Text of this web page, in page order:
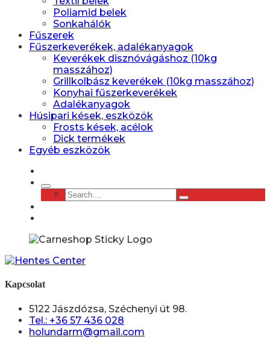
Poliamid belek
Sonkahálók
Fűszerek
Fűszerkeverékek, adalékanyagok
Keverékek disznóvágáshoz (10kg
masszához)
Grillkolbász keverékek (10kg masszához)
Konyhai fűszerkeverékek
Adalékanyagok
Húsipari kések, eszközök
Frosts kések, acélok
Dick termékek
Egyéb eszközök
Kapcsolat
5122 Jászdózsa, Széchenyi út 98.
Tel.: +36 57 436 028
holundarm@gmail.com